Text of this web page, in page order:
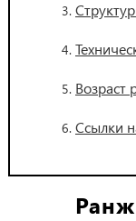
Возраст
Ссылки